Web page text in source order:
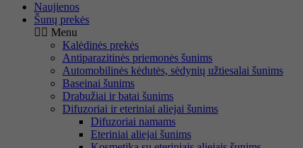
Naujienos
Šunų prekės
Menu
Kalėdinės prekės
Antiparazitinės priemonės šunims
Automobilinės kėdutės, sėdynių užtiesalai šunims
Baseinai šunims
Drabužiai ir batai šunims
Difuzoriai ir eteriniai aliejai šunims
Difuzoriai namams
Eteriniai aliejai šunims